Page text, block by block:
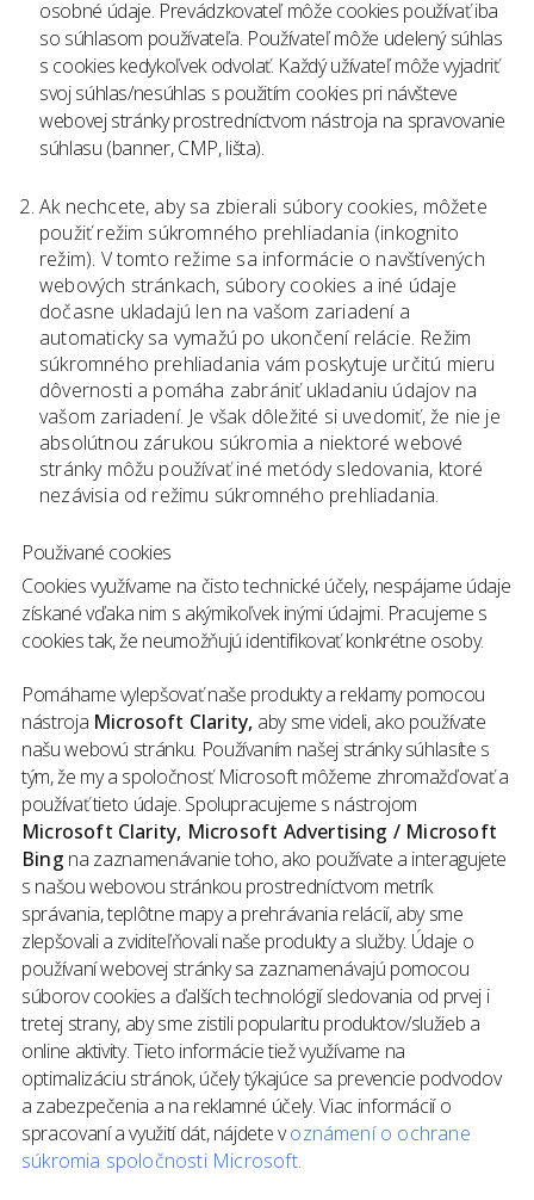
osobné údaje. Prevádzkovateľ môže cookies používať iba
so súhlasom používateľa. Používateľ môže udelený súhlas
s cookies kedykoľvek odvolať. Každý užívateľ môže vyjadriť
svoj súhlas/nesúhlas s použitím cookies pri návšteve
webovej stránky prostredníctvom nástroja na spravovanie
súhlasu (banner, CMP, lišta).
Ak nechcete, aby sa zbierali súbory cookies, môžete
použiť režim súkromného prehliadania (inkognito
režim). V tomto režime sa informácie o navštívených
webových stránkach, súbory cookies a iné údaje
dočasne ukladajú len na vašom zariadení a
automaticky sa vymažú po ukončení relácie. Režim
súkromného prehliadania vám poskytuje určitú mieru
dôvernosti a pomáha zabrániť ukladaniu údajov na
vašom zariadení. Je však dôležité si uvedomiť, že nie je
absolútnou zárukou súkromia a niektoré webové
stránky môžu používať iné metódy sledovania, ktoré
nezávisia od režimu súkromného prehliadania.
Použivané cookies
Cookies využívame na čisto technické účely, nespájame údaje
získané vďaka nim s akýmikoľvek inými údajmi. Pracujeme s
cookies tak, že neumožňujú identifikovať konkrétne osoby.
Pomáhame vylepšovať naše produkty a reklamy pomocou
nástroja Microsoft Clarity, aby sme videli, ako používate
našu webovú stránku. Používaním našej stránky súhlasíte s
tým, že my a spoločnosť Microsoft môžeme zhromažďovať a
používať tieto údaje. Spolupracujeme s nástrojom
Microsoft Clarity, Microsoft Advertising / Microsoft
Bing na zaznamenávanie toho, ako používate a interagujete
s našou webovou stránkou prostredníctvom metrík
správania, teplôtne mapy a prehrávania relácií, aby sme
zlepšovali a zviditeľňovali naše produkty a služby. Údaje o
používaní webovej stránky sa zaznamenávajú pomocou
súborov cookies a ďalších technológií sledovania od prvej i
tretej strany, aby sme zistili popularitu produktov/služieb a
online aktivity. Tieto informácie tiež využívame na
optimalizáciu stránok, účely týkajúce sa prevencie podvodov
a zabezpečenia a na reklamné účely. Viac informácií o
spracovaní a využití dát, nájdete voznámení o ochrane
súkromia spoločnosti Microsoft.